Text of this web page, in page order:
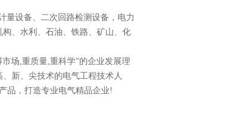
量设备、 二次回路检测设备 ， 电力
、水利、石油、铁路、矿山、化
场,重质量,重科学”的企业发展理
新、尖技术的电气工程技术人
品，打造专业电气精品企业!